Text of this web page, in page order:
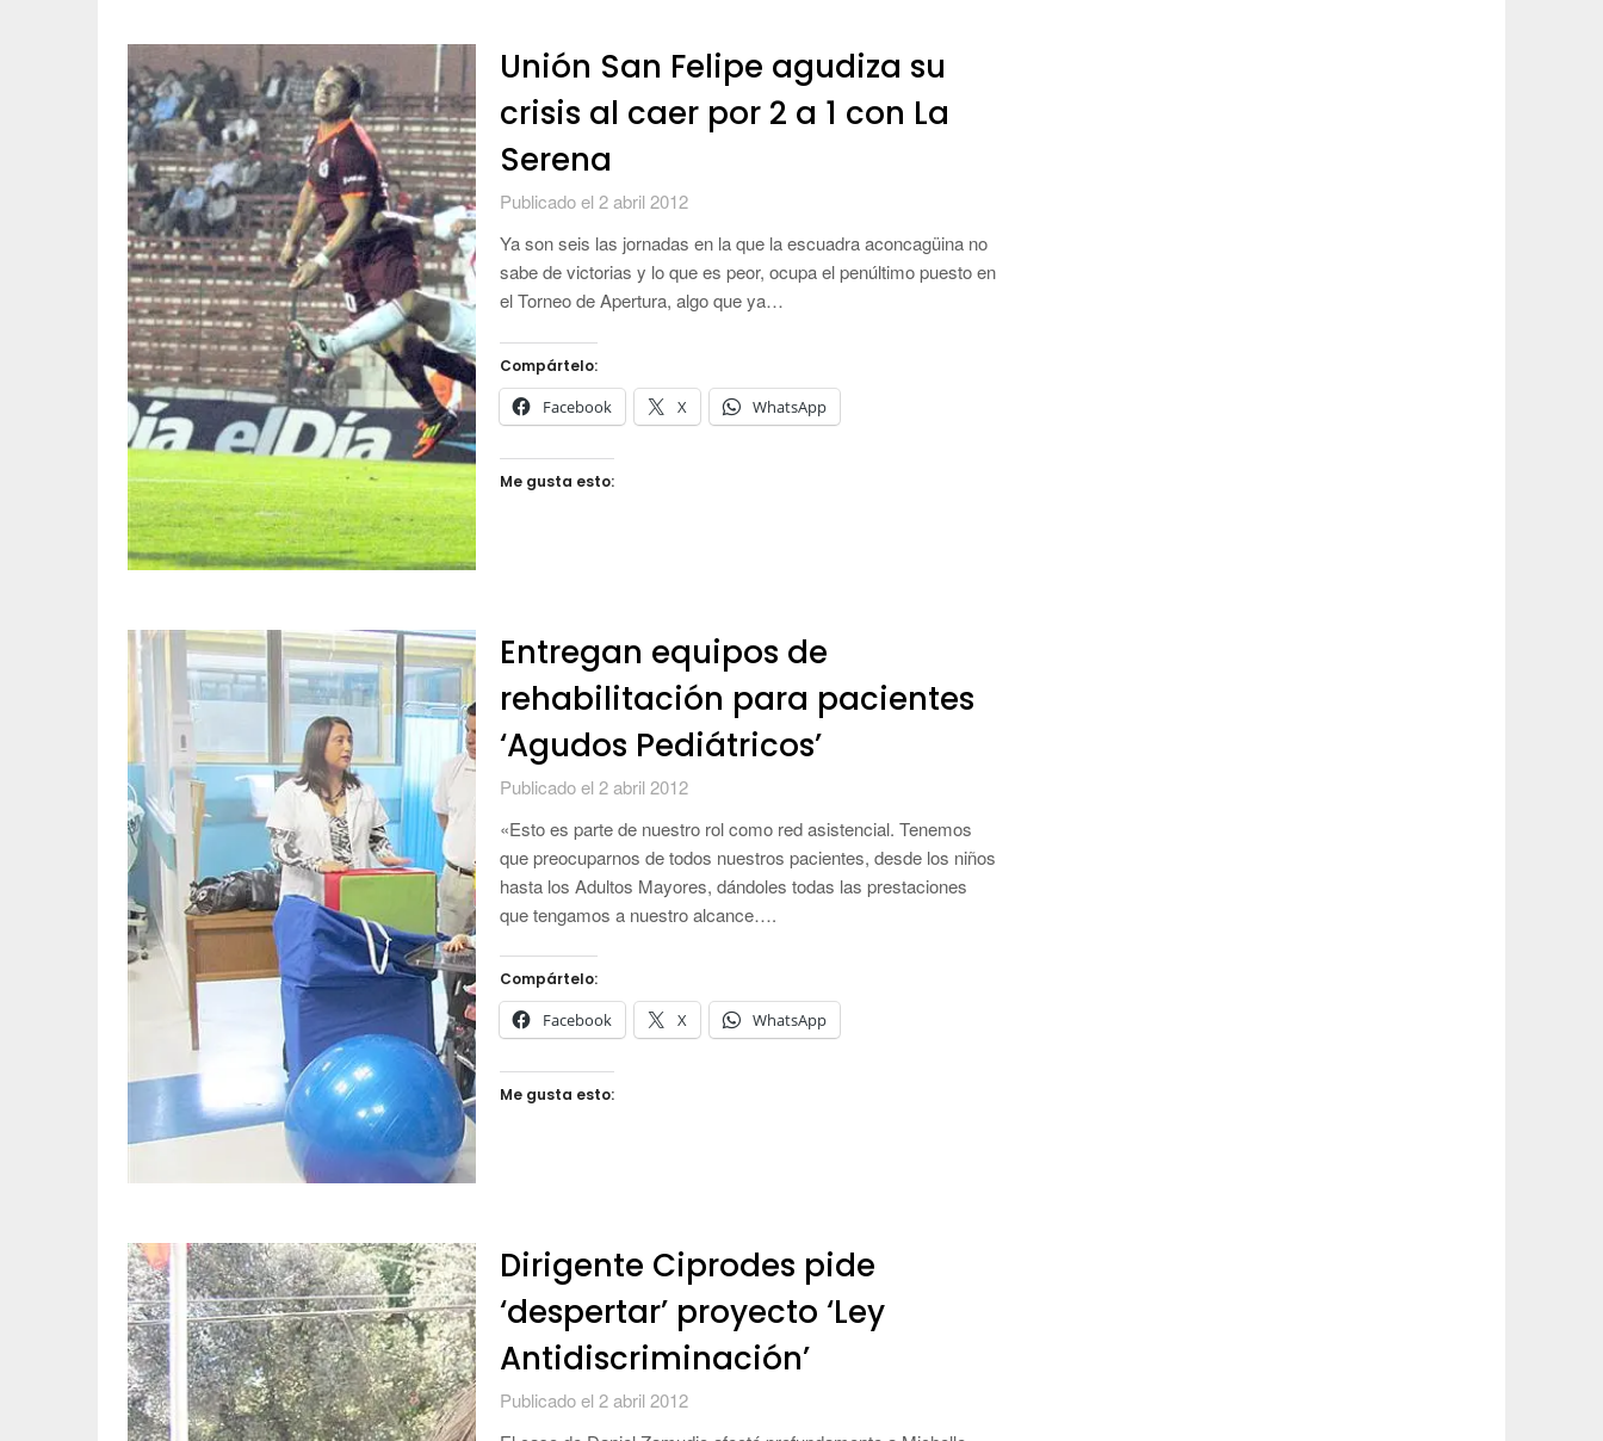
Unión San Felipe agudiza su
crisis al caer por 2 a 1 con La
Serena
Publicado el 2 abril 2012
Ya son seis las jornadas en la que la escuadra aconcagüina no
sabe de victorias y lo que es peor, ocupa el penúltimo puesto en
el Torneo de Apertura, algo que ya…
Compártelo:
Facebook X WhatsApp
Me gusta esto:
Entregan equipos de
rehabilitación para pacientes
‘Agudos Pediátricos’
Publicado el 2 abril 2012
«Esto es parte de nuestro rol como red asistencial. Tenemos
que preocuparnos de todos nuestros pacientes, desde los niños
hasta los Adultos Mayores, dándoles todas las prestaciones
que tengamos a nuestro alcance….
Compártelo:
Facebook X WhatsApp
Me gusta esto:
Dirigente Ciprodes pide
‘despertar’ proyecto ‘Ley
Antidiscriminación’
Publicado el 2 abril 2012